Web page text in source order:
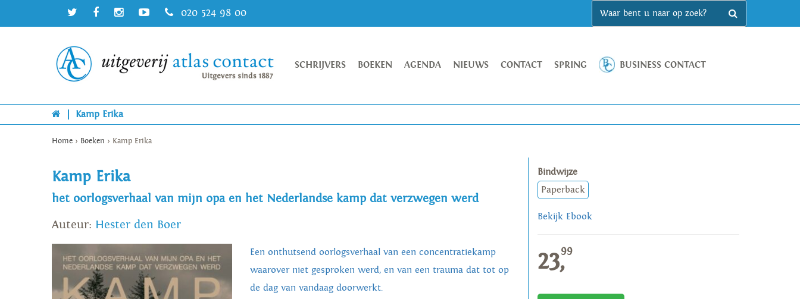
020 524 98 00
SCHRIJVERS BOEKEN AGENDA NIEUWS CONTACT SPRING BUSINESS CONTACT
Kamp Erika
Home > Boeken > Kamp Erika
Kamp Erika
het oorlogsverhaal van mijn opa en het Nederlandse kamp dat verzwegen werd
Auteur: Hester den Boer
Een onthutsend oorlogsverhaal van een concentratiekamp
waarover niet gesproken werd, en van een trauma dat tot op
de dag van vandaag doorwerkt.
Bindwijze
Paperback
Bekijk Ebook
23,99